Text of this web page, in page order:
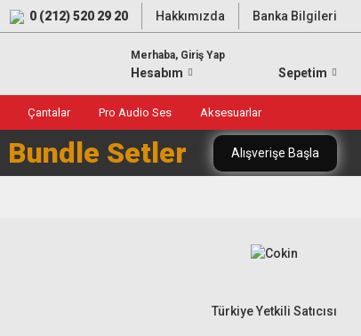
0 (212) 520 29 20 Hakkımızda Banka Bilgileri
Merhaba, Giriş Yap
Hesabım Sepetim
Çantalar Pro Audio Ses Aksesuarlar
Bundle Setler Alışverişe Başla
Türkiye Yetkili Satıcısı